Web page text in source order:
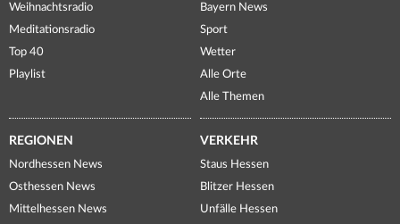
Weihnachtsradio
Meditationsradio
Top 40
Playlist
Bayern News
Sport
Wetter
Alle Orte
Alle Themen
REGIONEN
Nordhessen News
Osthessen News
Mittelhessen News
VERKEHR
Staus Hessen
Blitzer Hessen
Unfälle Hessen